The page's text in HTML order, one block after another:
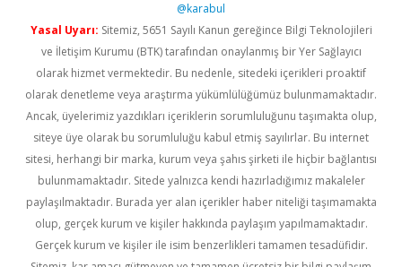
@karabul
Yasal Uyarı: Sitemiz, 5651 Sayılı Kanun gereğince Bilgi Teknolojileri
ve İletişim Kurumu (BTK) tarafından onaylanmış bir Yer Sağlayıcı
olarak hizmet vermektedir. Bu nedenle, sitedeki içerikleri proaktif
olarak denetleme veya araştırma yükümlülüğümüz bulunmamaktadır.
Ancak, üyelerimiz yazdıkları içeriklerin sorumluluğunu taşımakta olup,
siteye üye olarak bu sorumluluğu kabul etmiş sayılırlar. Bu internet
sitesi, herhangi bir marka, kurum veya şahıs şirketi ile hiçbir bağlantısı
bulunmamaktadır. Sitede yalnızca kendi hazırladığımız makaleler
paylaşılmaktadır. Burada yer alan içerikler haber niteliği taşımamakta
olup, gerçek kurum ve kişiler hakkında paylaşım yapılmamaktadır.
Gerçek kurum ve kişiler ile isim benzerlikleri tamamen tesadüfidir.